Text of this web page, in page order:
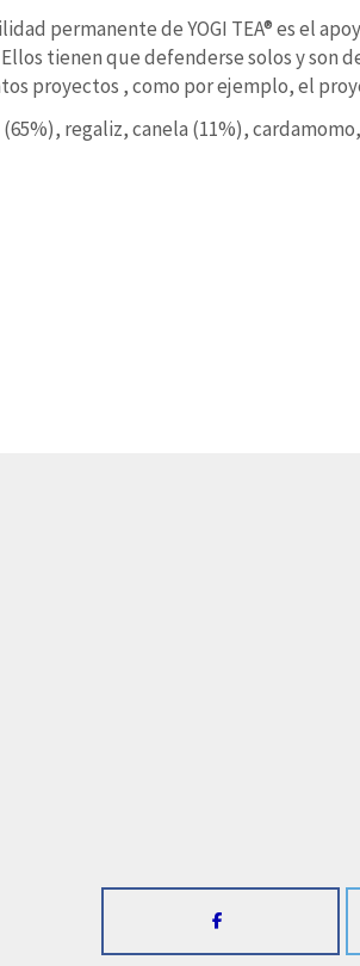
permanente de YOGI TEA® es el
tienen que defenderse solos y son
proyectos , como por ejemplo, el
(65%), regaliz, canela (11%),